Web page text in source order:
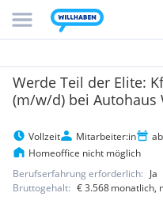
Werde Teil der Elite:
(m/w/d) bei Autohaus
Vollzeit Mitarbeiter:in
Homeoffice nicht möglich
Berufserfahrung erforderlich: Ja
Bruttogehalt: € 3.568monatlich,